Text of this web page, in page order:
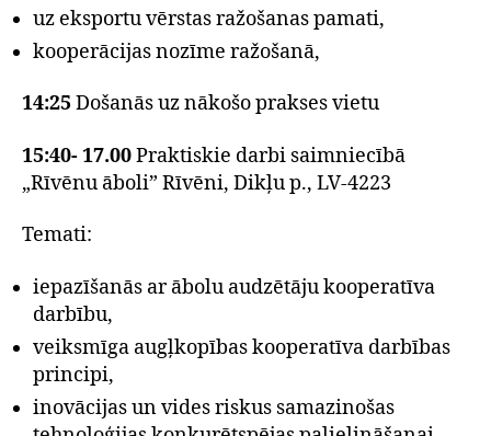
uz eksportu vērstas ražošanas pamati,
kooperācijas nozīme ražošanā,
14:25 Došanās uz nākošo prakses vietu
15:40- 17.00Praktiskie darbi saimniecībā
„Rīvēnu āboli” Rīvēni, Dikļu p., LV-4223
Temati:
iepazīšanās ar ābolu audzētāju kooperatīva
darbību,
veiksmīga augļkopības kooperatīva darbības
principi,
inovācijas un vides riskus samazinošas